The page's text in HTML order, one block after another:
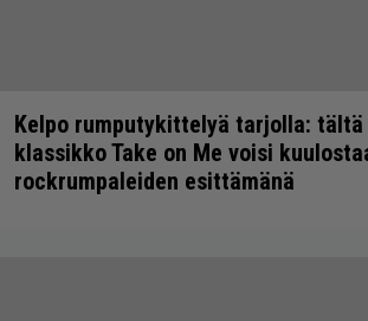
Kelpo rumputykittelyä tarjolla:
klassikko Take on Me voisi
rockrumpaleiden esittämänä